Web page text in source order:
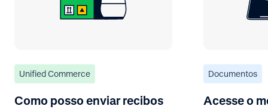
Unified Commerce
Como posso enviar recibos
Documentos
Acesse o